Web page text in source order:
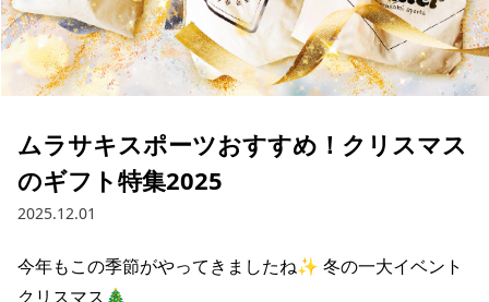
CONTENTS
ブランド一覧
特集一覧
SUPPORT
ご利用ガイド
会員ランク
アフターサポート
ムラサキスポーツおすすめ！クリスマス
のギフト特集2025
2025.12.01
今年もこの季節がやってきましたね✨ 冬の一大イベント
クリスマス🎄